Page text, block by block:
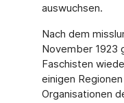
auswuchsen.
Nach dem
November 1923
Faschisten
einigen
Organisationen